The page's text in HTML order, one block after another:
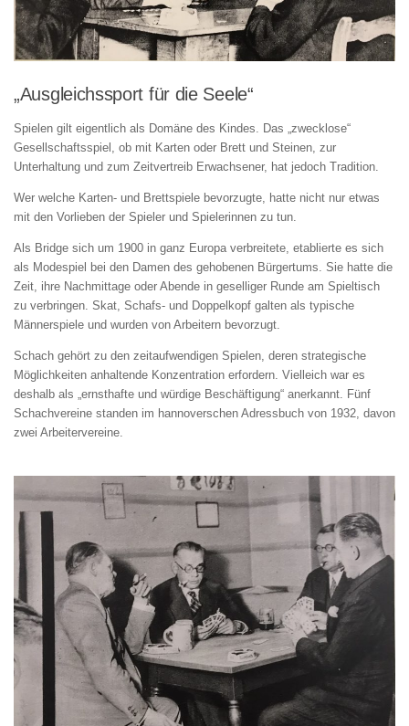
„Ausgleichssport für die Seele“
Spielen gilt eigentlich als Domäne des Kindes. Das „zwecklose“
Gesellschaftsspiel, ob mit Karten oder Brett und Steinen, zur
Unterhaltung und zum Zeitvertreib Erwachsener, hat jedoch Tradition.
Wer welche Karten- und Brettspiele bevorzugte, hatte nicht nur etwas
mit den Vorlieben der Spieler und Spielerinnen zu tun.
Als Bridge sich um 1900 in ganz Europa verbreitete, etablierte es sich
als Modespiel bei den Damen des gehobenen Bürgertums. Sie hatte die
Zeit, ihre Nachmittage oder Abende in geselliger Runde am Spieltisch
zu verbringen. Skat, Schafs- und Doppelkopf galten als typische
Männerspiele und wurden von Arbeitern bevorzugt.
Schach gehört zu den zeitaufwendigen Spielen, deren strategische
Möglichkeiten anhaltende Konzentration erfordern. Vielleich war es
deshalb als „ernsthafte und würdige Beschäftigung“ anerkannt. Fünf
Schachvereine standen im hannoverschen Adressbuch von 1932, davon
zwei Arbeitervereine.